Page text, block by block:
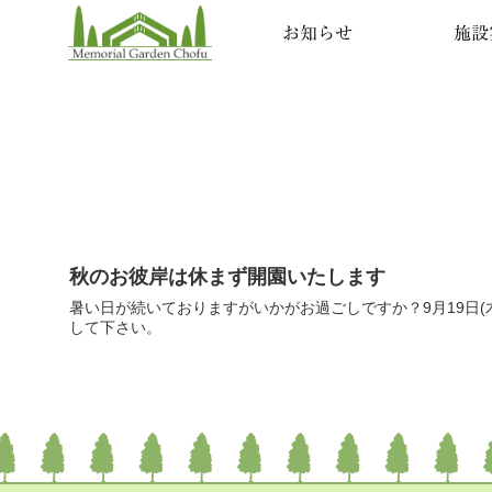
お知らせ 施
秋のお彼岸は休まず開園いたします
暑い日が続いておりますがいかがお過ごしですか？9月19
して下さい。